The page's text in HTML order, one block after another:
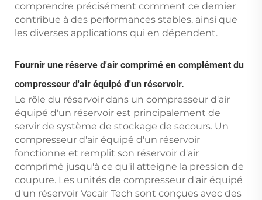
comprendre précisément comment ce dernier
contribue à des performances stables, ainsi que
les diverses applications qui en dépendent.
Fournir une réserve d'air comprimé en complément du
compresseur d'air équipé d'un réservoir.
Le rôle du réservoir dans un compresseur d'air
équipé d'un réservoir est principalement de
servir de système de stockage de secours. Un
compresseur d'air équipé d'un réservoir
fonctionne et remplit son réservoir d'air
comprimé jusqu'à ce qu'il atteigne la pression de
coupure. Les unités de compresseur d'air équipé
d'un réservoir Vacair Tech sont conçues avec des